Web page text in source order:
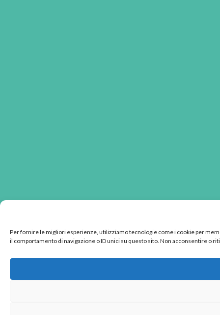
Per fornire le migliori esperienze, utilizziamo tecnologie come i cookie per
il comportamento di navigazione o ID unici su questo sito. Non acconsentire o